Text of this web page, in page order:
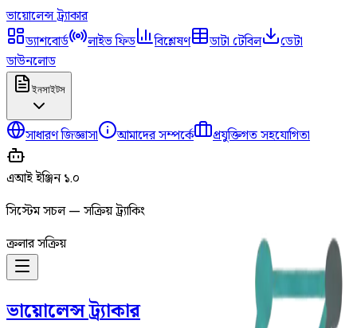
ভায়োলেন্সট্র্যাকার
ড্যাশবোর্ড
লাইভ ফিড বিশ্লেষণ ডাটা টেবিল
ডেটা
ডাউনলোড
ইনসাইটস
সাধারণ জিজ্ঞাসা আমাদের সম্পর্কে প্রযুক্তিগত সহযোগিতা
এআই ইঞ্জিন ১.০
সিস্টেম সচল — সক্রিয় ট্র্যাকিং
ক্রলার সক্রিয়
ভায়োলেন্সট্র্যাকার